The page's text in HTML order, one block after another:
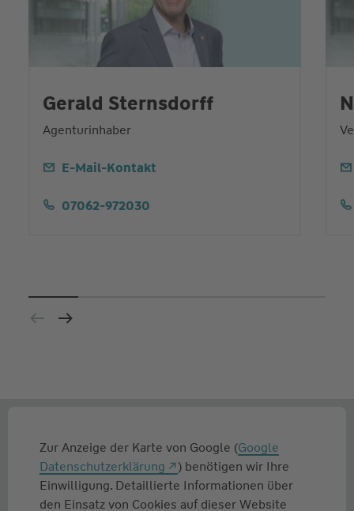
Gerald Sternsdorff
Agenturinhaber
E-Mail-Kontakt
07062-972030
Zur Anzeige der Karte von Google (Google
Datenschutzerklärung
) benötigen wir Ihre
Einwilligung. Detaillierte Informationen über
den Einsatz von Cookies auf dieser Website